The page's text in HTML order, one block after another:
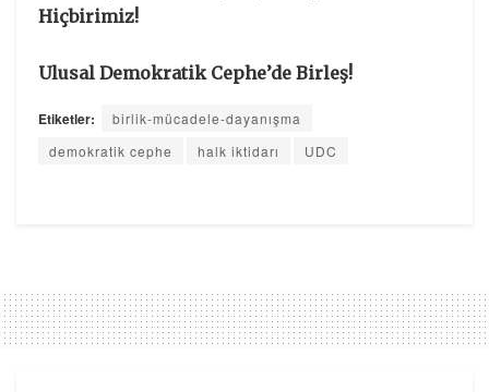
Hiçbirimiz!
Ulusal Demokratik Cephe’de Birleş!
Etiketler:
birlik-mücadele-dayanışma
demokratik cephe
halk iktidarı UDC